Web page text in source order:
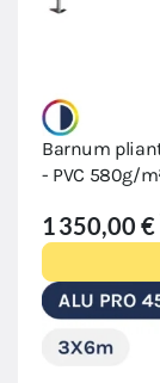
Barnum pliant
- PVC 580g/
1 350,00 €